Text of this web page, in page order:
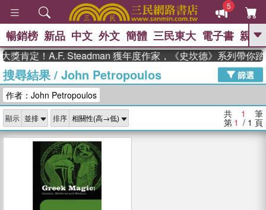
5
GO
熱搜： 東野圭吾 高希均教授回憶錄
、 The Odyssey 、 父親節 、 如果歷
獎 臺灣漫遊錄 、 方念華 、 台灣的李
登輝時代
數學女孩：黎曼猜想 、
偉大的迷走神經
暢銷榜 新品 中文 外文 簡體 三民東大 電子書 親子
獎肯定！A.F. Steadman 獲年度作家，《史坎德》系列帶你踏
搜尋結果/ John Petropoulos
篩選
作者：John Petropoulos
顯示 排序 共 1 筆
第 1 / 1 頁